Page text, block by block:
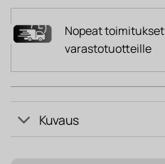
Nopeat toimitukset
varastotuotteille
Kuvaus